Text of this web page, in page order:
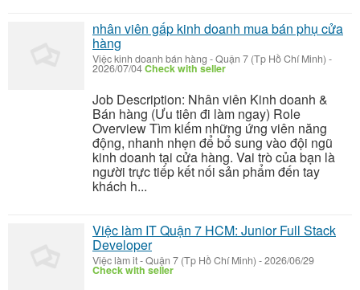
nhân viên gấp kinh doanh mua bán phụ cửa
hàng
Việc kinh doanh bán hàng -Quận 7 (Tp Hồ Chí Minh) -
2026/07/04Check with seller
Job Description: Nhân viên Kinh doanh &
Bán hàng (Ưu tiên đi làm ngay) Role
Overview Tìm kiếm những ứng viên năng
động, nhanh nhẹn để bổ sung vào đội ngũ
kinh doanh tại cửa hàng. Vai trò của bạn là
người trực tiếp kết nối sản phẩm đến tay
khách h...
Việc làm IT Quận 7 HCM: Junior Full Stack
Developer
Việc làm it-Quận 7 (Tp Hồ Chí Minh) -2026/06/29
Check with seller